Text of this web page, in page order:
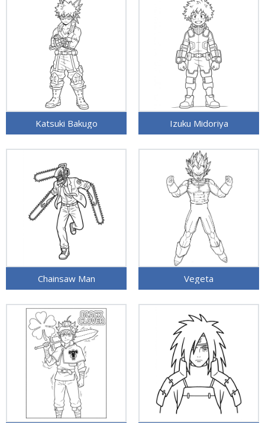
Katsuki Bakugo Izuku Midoriya
Chainsaw Man Vegeta